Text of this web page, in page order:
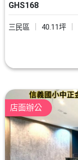
GHS168
三民區 40.11坪
店面辦公